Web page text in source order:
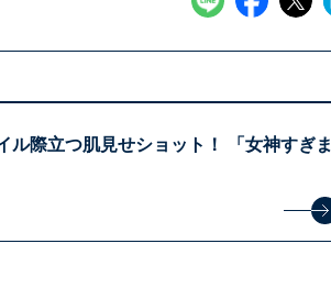
ル際立つ肌見せショット！ 「女神すぎま